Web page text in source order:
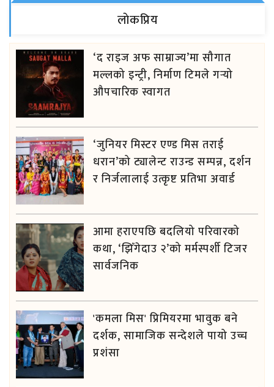
लाेकप्रिय
‘द राइज अफ साम्राज्य’मा सौगात
मल्लको इन्ट्री, निर्माण टिमले गर्‍यो
औपचारिक स्वागत
‘जुनियर मिस्टर एण्ड मिस तराई
धरान’को ट्यालेन्ट राउन्ड सम्पन्न, दर्शन
र निर्जलालाई उत्कृष्ट प्रतिभा अवार्ड
आमा हराएपछि बदलियो परिवारको
कथा, ‘झिँगेदाउ २’को मर्मस्पर्शी टिजर
सार्वजनिक
'कमला मिस' प्रिमियरमा भावुक बने
दर्शक, सामाजिक सन्देशले पायो उच्च
प्रशंसा